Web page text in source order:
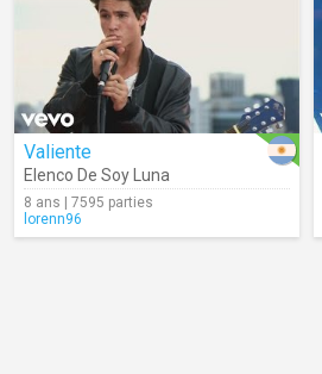
Valiente
Elenco De Soy Luna
8 ans | 7595 parties
lorenn96